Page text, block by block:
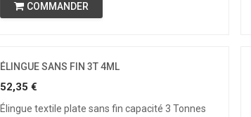
COMMANDER
ÉLINGUE SANS FIN 3T 4ML
52,35 €
Élingue textile plate sans fin capacité 3 Tonnes